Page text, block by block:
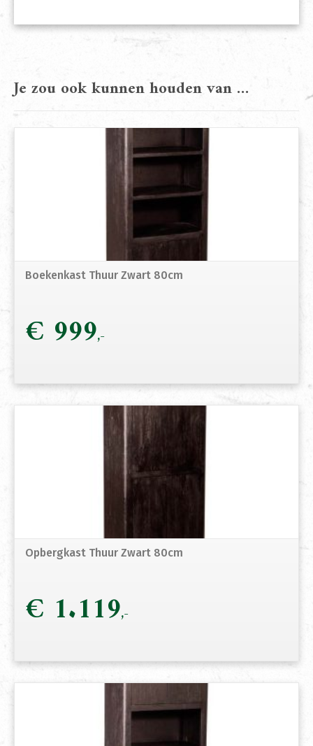
Je zou ook kunnen houden van …
Boekenkast Thuur Zwart 80cm
€ 999
Opbergkast Thuur Zwart 80cm
€ 1.119